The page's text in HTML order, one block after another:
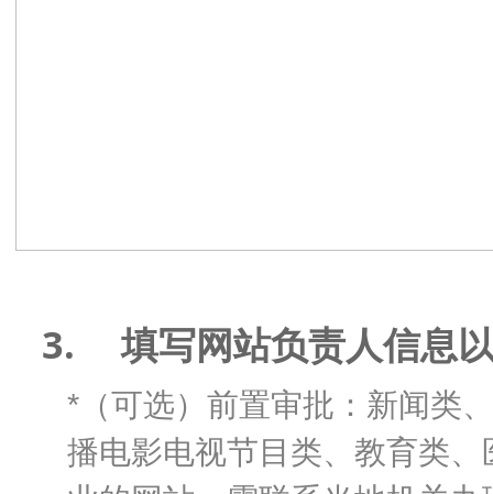
3. 填写网站负责人信息
* （可选）前置审批：新闻类
播电影电视节目类、教育类